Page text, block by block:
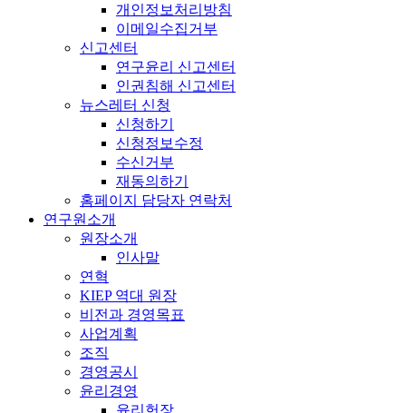
개인정보처리방침
이메일수집거부
신고센터
연구윤리 신고센터
인권침해 신고센터
뉴스레터 신청
신청하기
신청정보수정
수신거부
재동의하기
홈페이지 담당자 연락처
연구원소개
원장소개
인사말
연혁
KIEP 역대 원장
비전과 경영목표
사업계획
조직
경영공시
윤리경영
윤리헌장